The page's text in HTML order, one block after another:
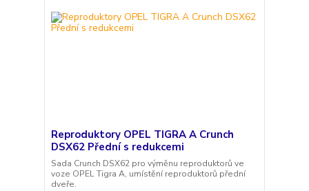
Reproduktory OPEL TIGRA A Crunch
DSX62 Přední s redukcemi
Sada Crunch DSX62 pro výměnu reproduktorů ve
voze OPEL Tigra A, umístění reproduktorů přední
dveře.